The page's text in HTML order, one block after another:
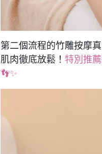
第二個流程的竹雕按摩
肌肉徹底放鬆！ 特別推
👣✨